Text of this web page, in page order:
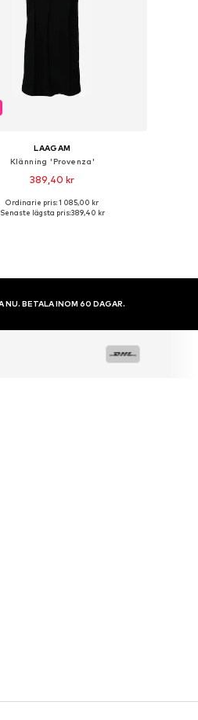
LAAGAM
Klänning 'Provenza'
389,40 kr
Tillgängliga storlekar: 40
Ordinarie pris: 1 085,00 kr
Senaste lägsta pris:389,40 kr
STORT SORTIMENT